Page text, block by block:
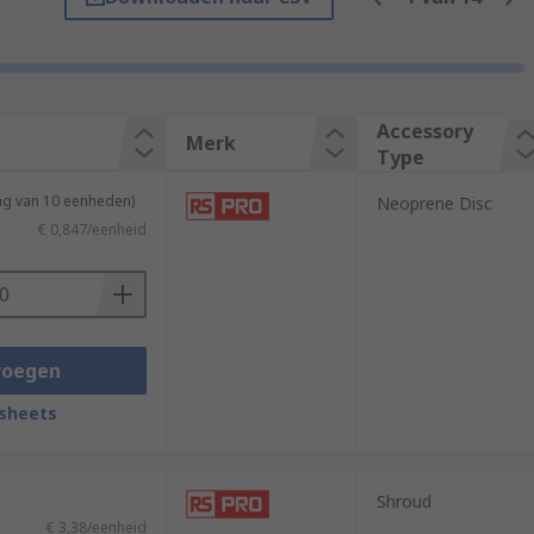
heat that all transformers
why mounting kits are important –
disks for toroidal transformers,
power transformers.
Merk
Accessory
Type
van 10 eenheden)
€ 0,847/eenheid
Neoprene Disc
€ 3,38/eenheid
Shroud